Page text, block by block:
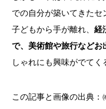
での自分が築いてきたセ
子どもから手が離れ、 経
で、美術館や旅行など
しゃれにも興味がでてく
この記事と画像の出典：